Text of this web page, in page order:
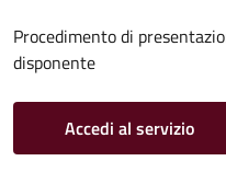
Procedimento di
disponente
Accedi al servizio